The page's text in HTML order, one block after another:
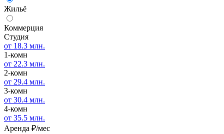
Жильё
Коммерция
Студия
от 18.3 млн.
1-комн
от 22.3 млн.
2-комн
от 29.4 млн.
3-комн
от 30.4 млн.
4-комн
от 35.5 млн.
Аренда ₽/мес